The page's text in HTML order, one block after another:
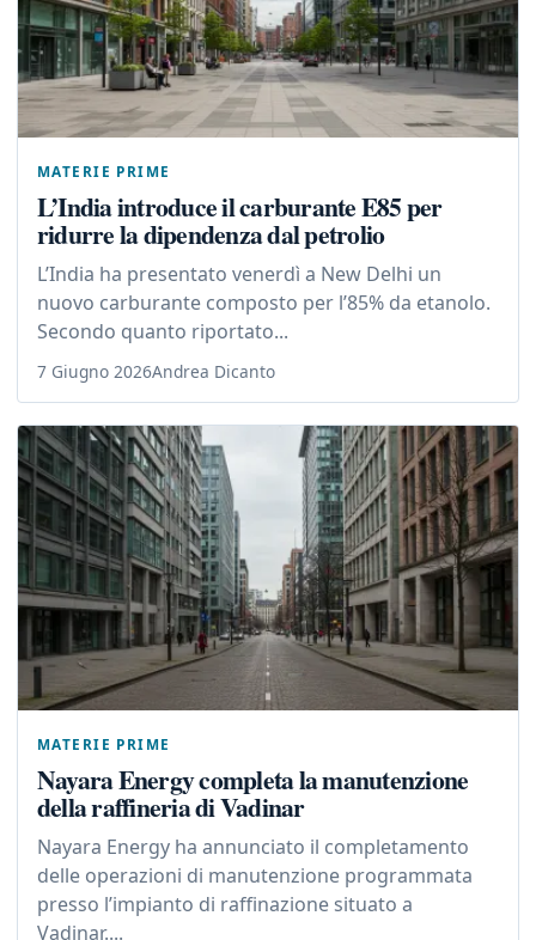
MATERIE PRIME
L’India introduce il carburante E85 per
ridurre la dipendenza dal petrolio
L’India ha presentato venerdì a New Delhi un
nuovo carburante composto per l’85% da etanolo.
Secondo quanto riportato...
7 Giugno 2026Andrea Dicanto
MATERIE PRIME
Nayara Energy completa la manutenzione
della raffineria di Vadinar
Nayara Energy ha annunciato il completamento
delle operazioni di manutenzione programmata
presso l’impianto di raffinazione situato a
Vadinar....